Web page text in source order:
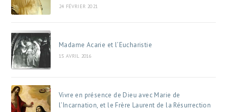
24 FÉVRIER 2021
Madame Acarie et l’Eucharistie
15 AVRIL 2016
Vivre en présence de Dieu avec Marie de
l’Incarnation, et le Frère Laurent de la Résurrection